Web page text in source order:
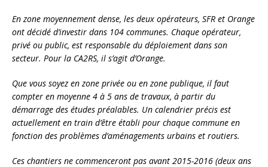
En zone moyennement dense, les deux opérateurs, SFR et Orange
ont décidé d’investir dans 104 communes. Chaque opérateur,
privé ou public, est responsable du déploiement dans son
secteur. Pour la CA2RS, il s’agit d’Orange.
Que vous soyez en zone privée ou en zone publique, il faut
compter en moyenne 4 à 5 ans de travaux, à partir du
démarrage des études préalables. Un calendrier précis est
actuellement en train d’être établi pour chaque commune en
fonction des problèmes d’aménagements urbains et routiers.
Ces chantiers ne commenceront pas avant 2015-2016 (deux ans